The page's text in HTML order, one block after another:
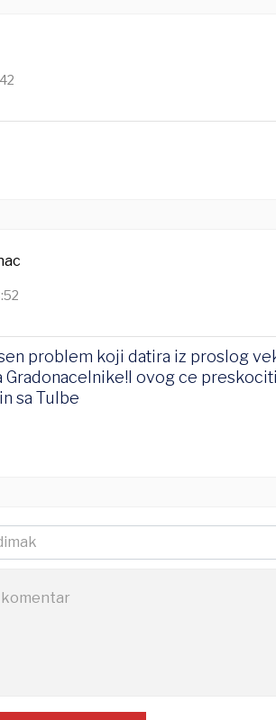
problem koji datira iz proslog
Gradonacelnike!I ovog ce
sa Tulbe